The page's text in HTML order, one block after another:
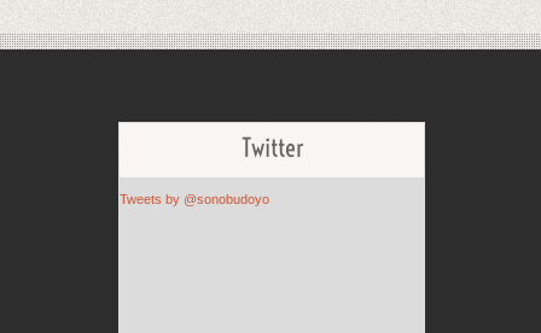
Twitter
Tweets by @sonobudoyo